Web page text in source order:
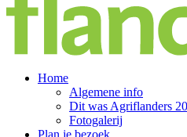
Home
Algemene info
Dit was Agriflanders
Fotogalerij